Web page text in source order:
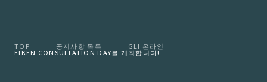
TOP 공지사항 목록 GLI 온라인
EIKEN CONSULTATION DAY를 개최합니다!